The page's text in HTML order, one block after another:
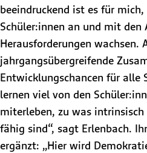
beeindruckend ist es für
Schüler:innen an und mit den
Herausforderungen wachsen.
jahrgangsübergreifende
Entwicklungschancen für alle
lernen viel von den
miterleben, zu was
fähig sind“, sagt Erlenbach.
ergänzt: „Hier wird